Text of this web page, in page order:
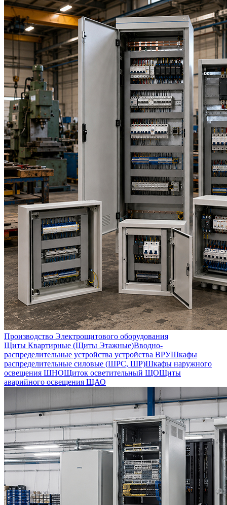
Производство Электрощитового оборудования
Щиты Квартирные (Щиты Этажные)Вводно-
распределительные устройства устройства ВРУШкафы
распределительные силовые (ШРС, ШР)Шкафы наружного
освещения ШНОЩиток осветительный ЩОЩиты
аварийного освещения ЩАО